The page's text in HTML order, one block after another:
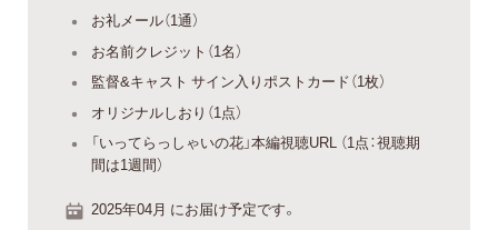
お礼メール（1通）
お名前クレジット（1名）
監督&キャスト サイン入りポストカード（1枚）
オリジナルしおり（1点）
「いってらっしゃいの花」本編視聴URL （1点：視聴期
間は1週間）
2025年04月 にお届け予定です。